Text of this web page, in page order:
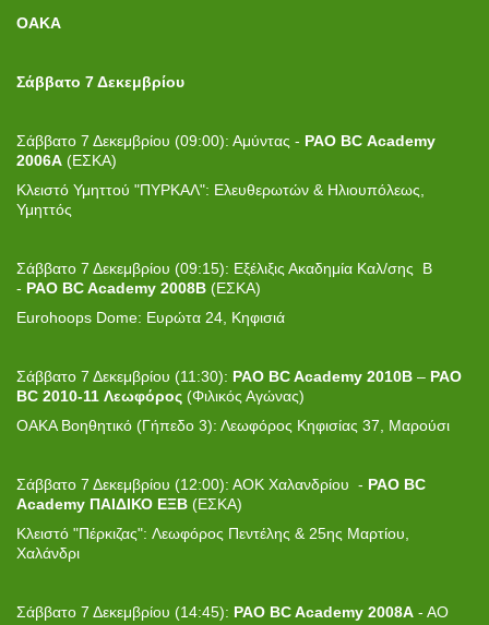
OAKA
Σάββατο 7 Δεκεμβρίου
Σάββατο 7 Δεκεμβρίου (09:00): Αμύντας - PAO BC Academy
2006A (ΕΣΚΑ)
Κλειστό Υμηττού "ΠΥΡΚΑΛ": Ελευθερωτών & Ηλιουπόλεως,
Υμηττός
Σάββατο 7 Δεκεμβρίου (09:15): Εξέλιξις Ακαδημία Καλ/σης Β
- PAO BC Academy 2008B (ΕΣΚΑ)
Eurohoops Dome: Ευρώτα 24, Κηφισιά
Σάββατο 7 Δεκεμβρίου (11:30): PAO BCAcademy 2010B – PAO
BC 2010-11 Λεωφόρος (Φιλικός Αγώνας)
ΟΑΚΑ Βοηθητικό (Γήπεδο 3): Λεωφόρος Κηφισίας 37, Μαρούσι
Σάββατο 7 Δεκεμβρίου (12:00): ΑΟΚ Χαλανδρίου - PAO BC
Academy ΠΑΙΔΙΚΟ ΕΞΒ (ΕΣΚΑ)
Κλειστό "Πέρκιζας": Λεωφόρος Πεντέλης & 25ης Μαρτίου,
Χαλάνδρι
Σάββατο 7 Δεκεμβρίου (14:45): PAO BC Academy 2008Α - ΑΟ